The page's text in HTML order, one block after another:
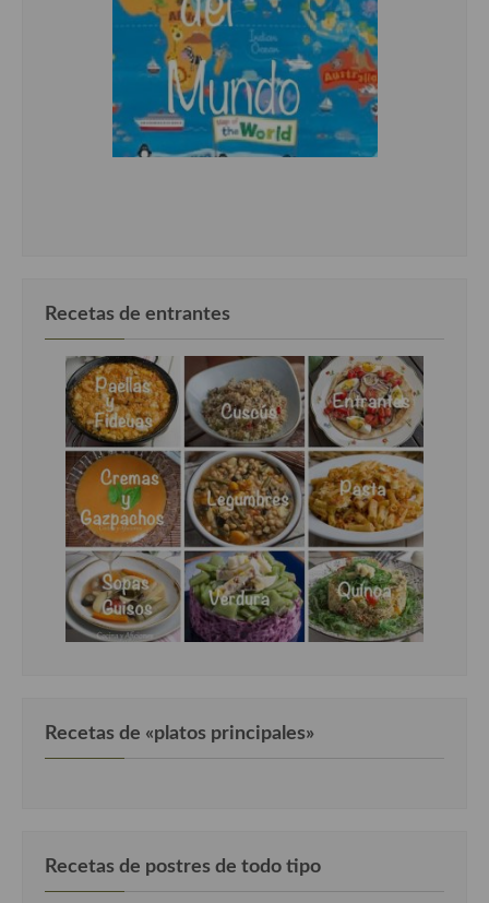
Recetas de entrantes
Recetas de «platos principales»
Recetas de postres de todo tipo